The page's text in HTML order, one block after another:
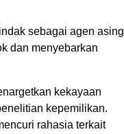
sebagai agen asing
dan menyebarkan
kekayaan
kepemilikan.
rahasia terkait